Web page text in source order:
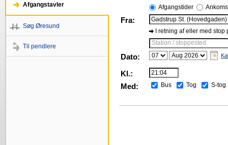
Afgangstavler
Søg Øresund
Til pendlere
Afgangstider
Fra:
I retning af eller med stop
Station / stoppested
Dato:
Kl.:
Med:
Bus Tog S-tog